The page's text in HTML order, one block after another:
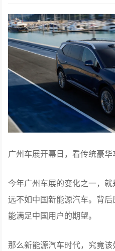
广州车展开幕日，看传统豪华
今年广州车展的变化之一，
远不如中国新能源汽车。背
能满足中国用户的期望。
那么新能源汽车时代，究竟该